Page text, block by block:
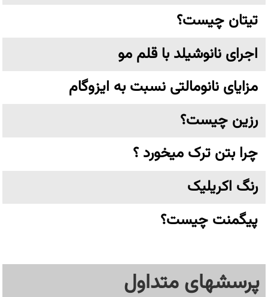
تیتان چیست؟
اجرای نانوشیلد با قلم مو
مزایای نانومالتی نسبت به ایزوگام
رزین چیست؟
چرا بتن ترک میخورد ؟
رنگ اکریلیک
پیگمنت چیست؟
پرسشهای متداول